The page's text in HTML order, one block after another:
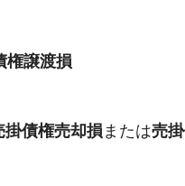
権譲渡損
掛債権売却損 または売